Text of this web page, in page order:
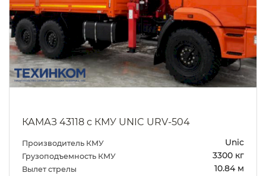
КАМАЗ 43118 с КМУ UNIC URV-504
Производитель КМУ Unic
Грузоподъемность КМУ 3300 кг
Вылет стрелы 10.84 м